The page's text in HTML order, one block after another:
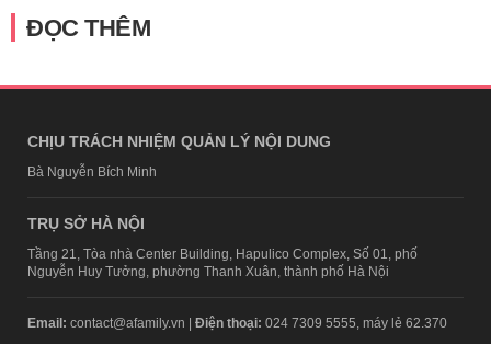
ĐỌC THÊM
CHỊU TRÁCH NHIỆM QUẢN LÝ NỘI DUNG
Bà Nguyễn Bích Minh
TRỤ SỞ HÀ NỘI
Tầng 21, Tòa nhà Center Building, Hapulico Complex, Số 01, phố
Nguyễn Huy Tưởng, phường Thanh Xuân, thành phố Hà Nội
Email: contact@afamily.vn | Điện thoại: 024 7309 5555, máy lẻ 62.370